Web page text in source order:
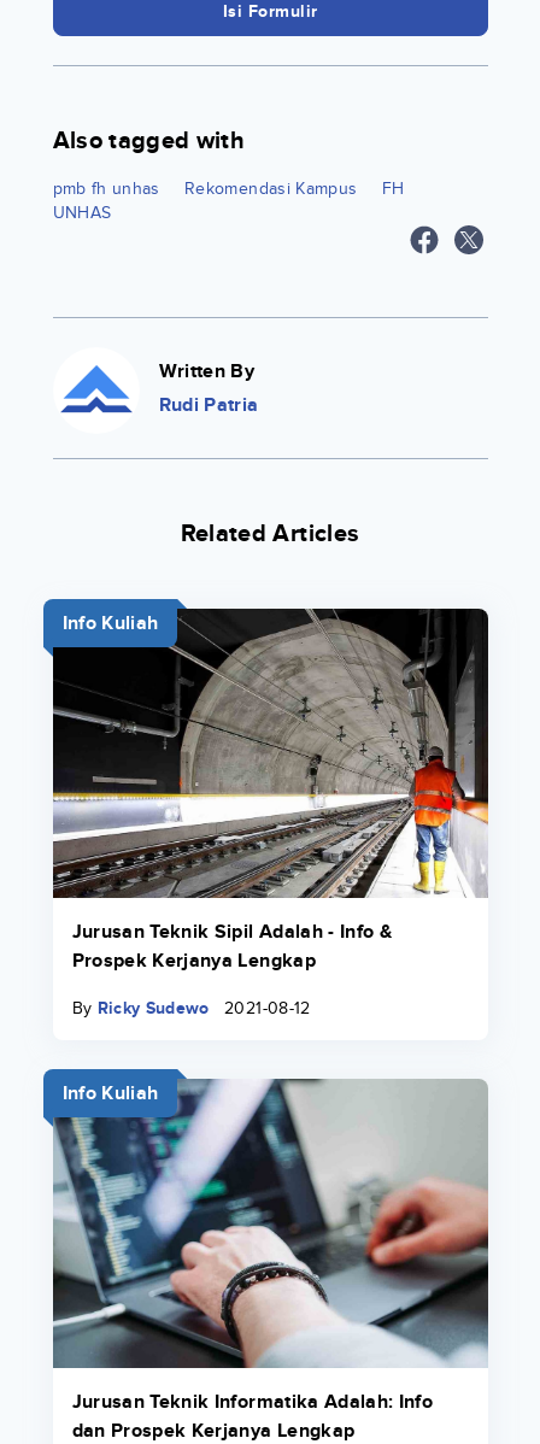
Isi Formulir
Also tagged with
pmb fh unhas Rekomendasi Kampus
FH
UNHAS
Written By
Rudi Patria
Related Articles
Info Kuliah
Jurusan Teknik Sipil Adalah - Info &
Prospek Kerjanya Lengkap
By Ricky Sudewo 2021-08-12
Info Kuliah
Jurusan Teknik Informatika Adalah: Info
dan Prospek Kerjanya Lengkap